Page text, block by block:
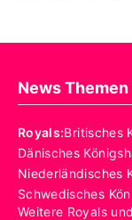
News
Royals:Britisches
Dänisches
Niederländisches
Schwedisches
Weitere Royals